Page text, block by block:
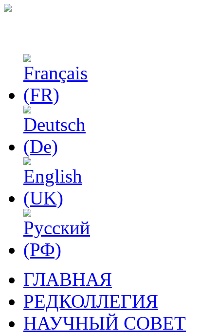
ГЛАВНАЯ
РЕДКОЛЛЕГИЯ
НАУЧНЫЙ СОВЕТ